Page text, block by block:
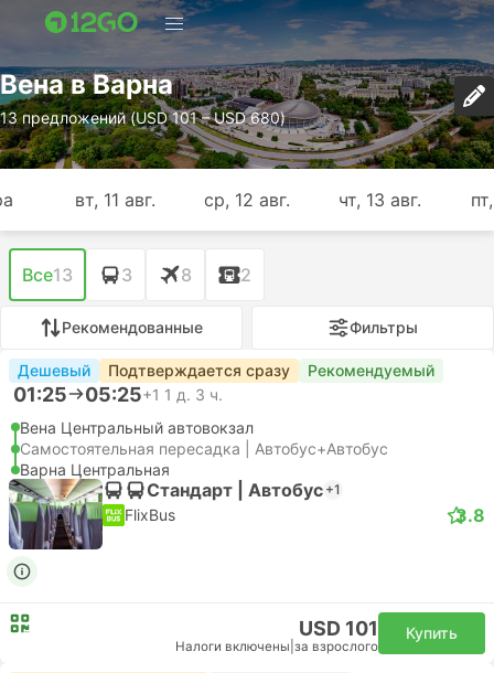
Вена в Варна
13 предложений (USD 101 – USD 680)
вт, 11 авг. ср, 12 авг. чт, 13 авг.
Все13 3 8 2
Рекомендованные Фильтры
Дешевый Подтверждается сразу Рекомендуемый
01:25 05:25+1 1 д. 3 ч.
Вена Центральный автовокзал
Самостоятельная пересадка | Автобус+Автобус
Варна Центральная
Стандарт | Автобус +1
FlixBus 3.8
USD 101
Налоги включены за взрослого
Купить